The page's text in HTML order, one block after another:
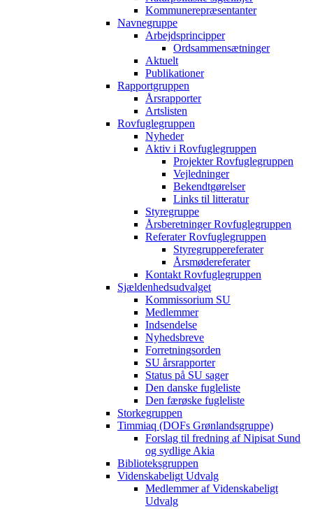
Kommunerepræsentanter
Navnegruppe
Arbejdsprincipper
Ordsammensætninger
Aktuelt
Publikationer
Rapportgruppen
Årsrapporter
Artslisten
Rovfuglegruppen
Nyheder
Aktiv i Rovfuglegruppen
Projekter Rovfuglegruppen
Vejledninger
Bekendtgørelser
Links til litteratur
Styregruppe
Årsberetninger Rovfuglegruppen
Referater Rovfuglegruppen
Styregruppereferater
Årsmødereferater
Kontakt Rovfuglegruppen
Sjældenhedsudvalget
Kommissorium SU
Medlemmer
Indsendelse
Nyhedsbreve
Forretningsorden
SU årsrapporter
Status på SU sager
Den danske fugleliste
Den færøske fugleliste
Storkegruppen
Timmiaq (DOFs Grønlandsgruppe)
Forslag til fredning af Nipisat Sund
og sydlige Akia
Biblioteksgruppen
Videnskabeligt Udvalg
Medlemmer af Videnskabeligt
Udvalg